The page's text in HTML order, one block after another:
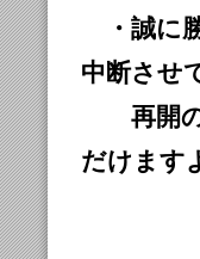
・誠に
中断させ
再開の
だけます